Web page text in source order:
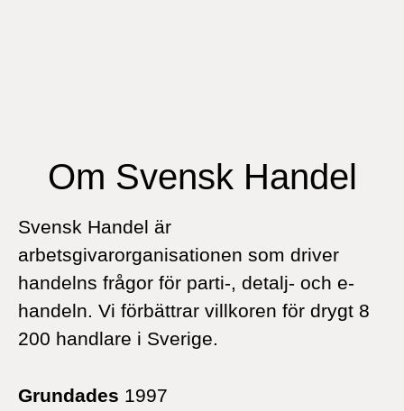
Om Svensk Handel
Svensk Handel är
arbetsgivarorganisationen som driver
handelns frågor för parti-, detalj- och e-
handeln. Vi förbättrar villkoren för drygt 8
200 handlare i Sverige.
Grundades 1997